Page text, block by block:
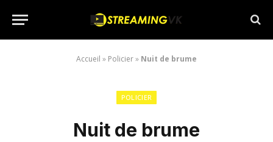
Accueil » Policier» Nuit de brume
POLICIER
Nuit de brume